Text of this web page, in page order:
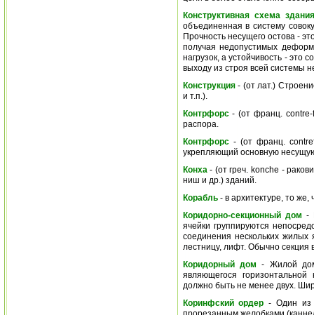
Конструктивная схема
объединенная в систему
Прочность несущего остова -
получая недопустимых
нагрузок, а устойчивость - это
выходу из строя всей системы
Конструкция- (от лат.)
и т.п.).
Контрфорс- (от франц. contre-
распора.
Контрфорс- (от франц.
укрепляющий основную
Конха- (от греч. konche -
ниш и др.) зданий.
Корабль- в архитектуре, то же,
Коридорно-секционный дом -
ячейки группируются
соединения нескольких жилых
лестницу, лифт. Обычно секция
Коридорный дом - Жилой
являющегося
должно быть не менее двух.
Коринфский ордер - Один из